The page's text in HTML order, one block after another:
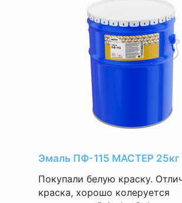
Эмаль ПФ-115 МАСТЕР 25кг
Покупали белую краску.
краска, хорошо колеруется